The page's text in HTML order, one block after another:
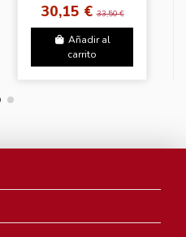
Ver.]
30,15 €33,50 €
Añadir al
carrito